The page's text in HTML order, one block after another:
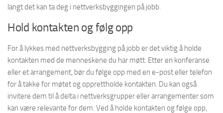
langt det kan ta deg i nettverksbyggingen på jobb.
Hold kontakten og følg opp
For å lykkes med nettverksbygging på jobb er det viktig å holde
kontakten med de menneskene du har møtt. Etter en konferanse
eller et arrangement, bør du følge opp med en e-post eller telefon
for å takke for møtet og opprettholde kontakten. Du kan også
invitere dem til å delta i nettverksgrupper eller arrangementer som
kan være relevante for dem. Ved å holde kontakten og følge opp,